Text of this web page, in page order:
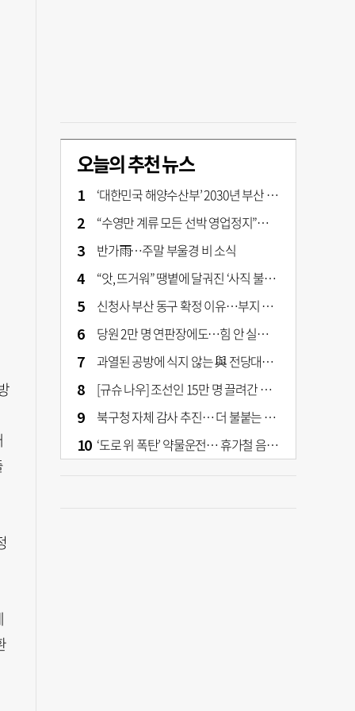
오늘의 추천 뉴스
‘대한민국 해양수산부’ 2030년 부산 북항시대 연다
“수영만 계류 모든 선박 영업정지”… 재개발 속도전
반가雨…주말 부울경 비 소식
“앗, 뜨거워” 땡볕에 달궈진 ‘사직 불가마’ 관중석 무려 70도
신청사 부산 동구 확정 이유…부지 용이성·접근성·집적 가능성이 운명 갈랐다 [해수부 북항 시대]
당원 2만 명 연판장에도…힘 안 실리는 ‘장동혁 사퇴’ 공세
과열된 공방에 식지 않는 與 전당대회… 호남·수도권 집중하는 후보들
[규슈 나우] 조선인 15만 명 끌려간 치쿠호 탄광… 대를 이은 진실 캐기
북구청 자체 감사 추진… 더 불붙는 북구 신청사 갈등
‘도로 위 폭탄’ 약물운전… 휴가철 음주와 병행 단속 [교통안전, 시민이 만든다]